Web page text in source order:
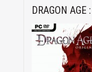
DRAGON AGE